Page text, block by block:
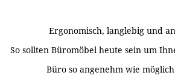
Ergonomisch, langlebig und
So sollten Büromöbel heute sein um
Büro so angenehm wie